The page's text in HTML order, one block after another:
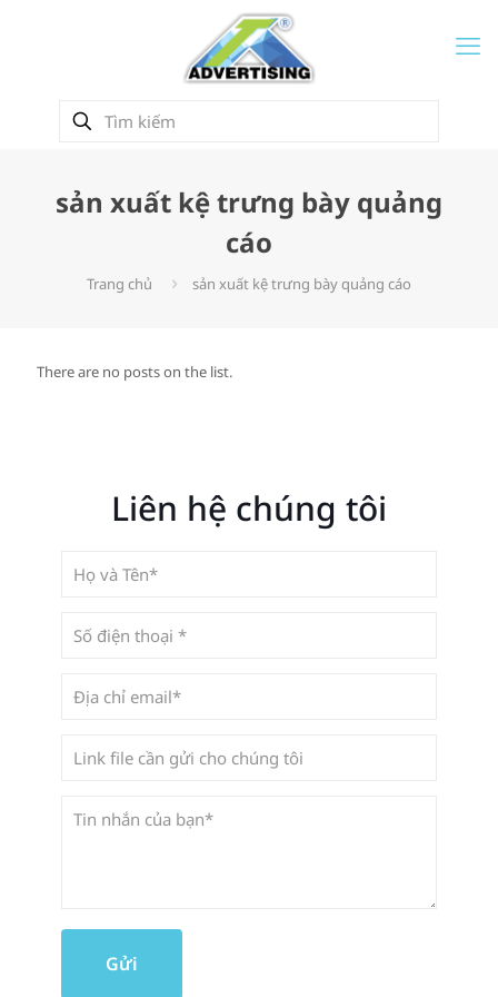
sản xuất kệ trưng bày quảng
cáo
Trang chủ sản xuất kệ trưng bày quảng cáo
There are no posts on the list.
Liên hệ chúng tôi